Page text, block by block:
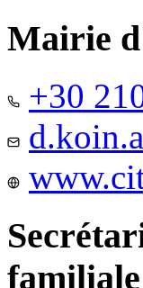
Mairie
+30
familiale